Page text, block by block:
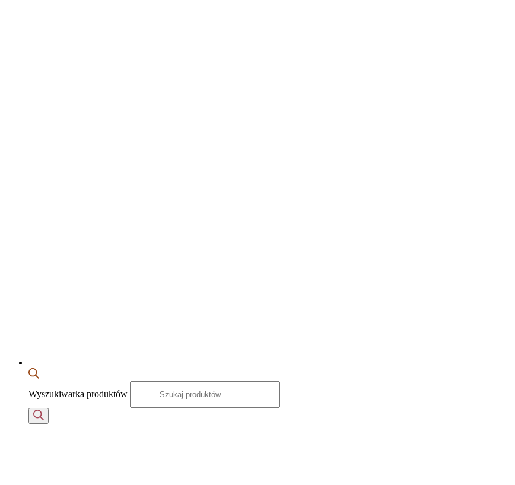
Wyszukiwarka produktów